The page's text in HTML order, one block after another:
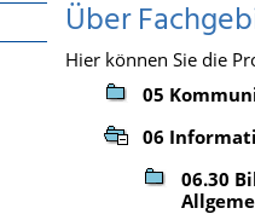
Über
Hier können Sie die
05
06
06.30